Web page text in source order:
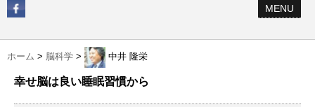
MENU
ホーム > 脳科学 > 中井 隆栄
幸せ脳は良い睡眠習慣から